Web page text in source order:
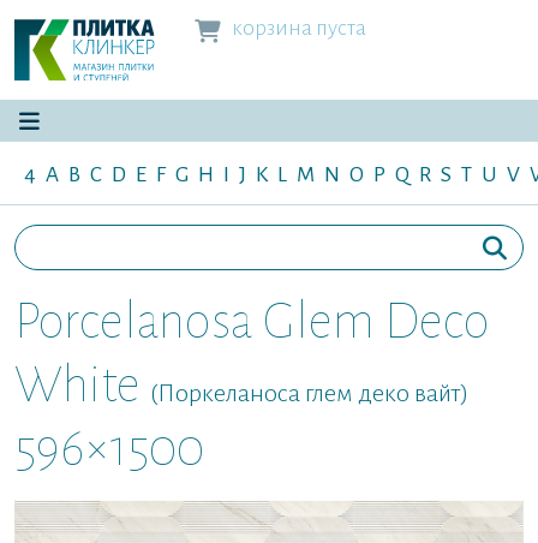
корзина пуста
4 A B C D E F G H I J K L M N O P Q R S T U V
Porcelanosa Glem Deco
White (Поркеланоса глем деко вайт)
596×1500